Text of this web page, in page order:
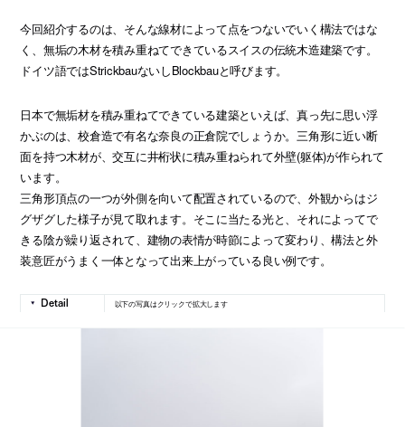
今回紹介するのは、そんな線材によって点をつないでいく構法ではな
く、無垢の木材を積み重ねてできているスイスの伝統木造建築です。
ドイツ語ではStrickbauないしBlockbauと呼びます。
日本で無垢材を積み重ねてできている建築といえば、真っ先に思い浮
かぶのは、校倉造で有名な奈良の正倉院でしょうか。三角形に近い断
面を持つ木材が、交互に井桁状に積み重ねられて外壁(躯体)が作られて
います。
三角形頂点の一つが外側を向いて配置されているので、外観からはジ
グザグした様子が見て取れます。そこに当たる光と、それによってで
きる陰が繰り返されて、建物の表情が時節によって変わり、構法と外
装意匠がうまく一体となって出来上がっている良い例です。
以下の写真はクリックで拡大します